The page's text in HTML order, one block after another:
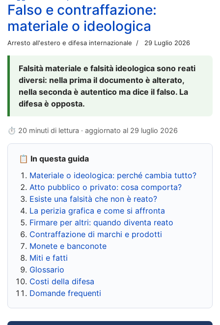
Falso e contraffazione:
materiale o ideologica
Arresto all'estero e difesa internazionale 29 Luglio 2026
Falsità materiale e falsità ideologica sono reati
diversi: nella prima il documento è alterato,
nella seconda è autentico ma dice il falso. La
difesa è opposta.
⏱ 20 minuti di lettura · aggiornato al 29 luglio 2026
📋 In questa guida
Materiale o ideologica: perché cambia tutto?
Atto pubblico o privato: cosa comporta?
Esiste una falsità che non è reato?
La perizia grafica e come si affronta
Firmare per altri: quando diventa reato
Contraffazione di marchi e prodotti
Monete e banconote
Miti e fatti
Glossario
Costi della difesa
Domande frequenti